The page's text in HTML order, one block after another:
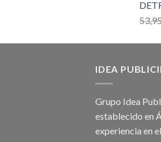
IDEA
Grupo Idea
establecido en
experiencia en